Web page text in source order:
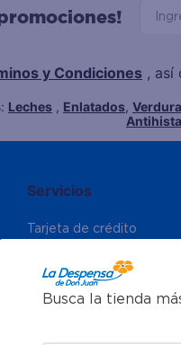
y Condiciones , así
Leches , Enlatados,
Servicios
Tarjeta de crédito
Otros servicios:
- Remesas
Busca la tienda